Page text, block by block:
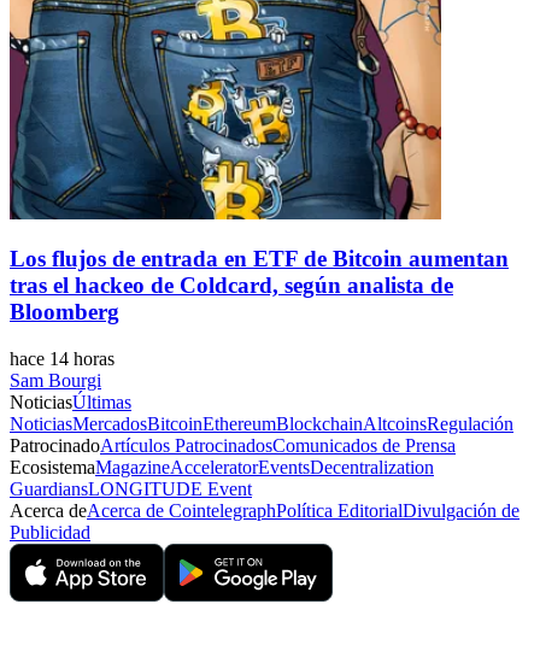
Los flujos de entrada en ETF de Bitcoin aumentan
tras el hackeo de Coldcard, según analista de
Bloomberg
hace 14 horas
Sam Bourgi
NoticiasÚltimas
NoticiasMercadosBitcoinEthereumBlockchainAltcoinsRegulación
PatrocinadoArtículos PatrocinadosComunicados de Prensa
EcosistemaMagazineAcceleratorEventsDecentralization
GuardiansLONGITUDE Event
Acerca deAcerca de CointelegraphPolítica EditorialDivulgación de
Publicidad